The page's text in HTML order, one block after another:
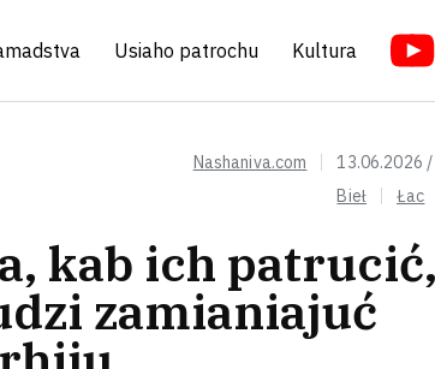
Usiaho patrochu Kultura
Nashaniva.com
13.06.2026
Bieł
Łac
kab ich
zamianiajuć